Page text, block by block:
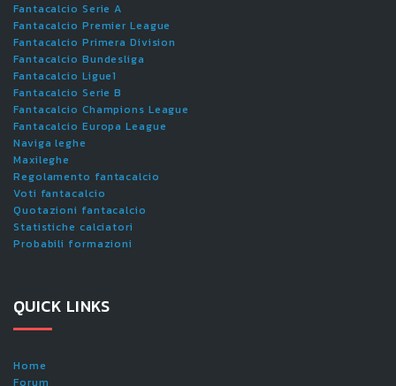
Fantacalcio Serie A
Fantacalcio Premier League
Fantacalcio Primera Division
Fantacalcio Bundesliga
Fantacalcio Ligue1
Fantacalcio Serie B
Fantacalcio Champions League
Fantacalcio Europa League
Naviga leghe
Maxileghe
Regolamento fantacalcio
Voti fantacalcio
Quotazioni fantacalcio
Statistiche calciatori
Probabili formazioni
QUICK LINKS
Home
Forum